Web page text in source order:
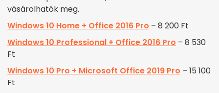
vásárolhatók meg.
Windows 10 Home + Office 2016 Pro – 8 200 Ft
Windows 10 Professional + Office 2016 Pro – 8 530
Ft
Windows 10 Pro + Microsoft Office 2019 Pro – 15 100
Ft